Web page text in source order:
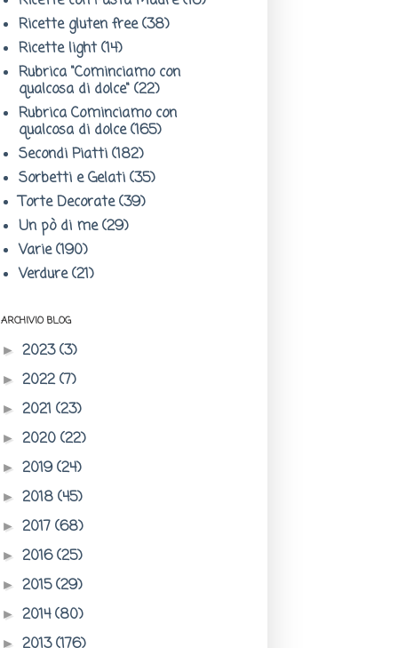
Ricette gluten free (38)
Ricette light (14)
Rubrica "Cominciamo con
qualcosa di dolce" (22)
Rubrica Cominciamo con
qualcosa di dolce (165)
Secondi Piatti (182)
Sorbetti e Gelati (35)
Torte Decorate (39)
Un pò di me (29)
Varie (190)
Verdure (21)
ARCHIVIO BLOG
► 2023(3)
► 2022(7)
► 2021 (23)
► 2020 (22)
► 2019(24)
► 2018 (45)
► 2017 (68)
► 2016(25)
► 2015(29)
► 2014(80)
►